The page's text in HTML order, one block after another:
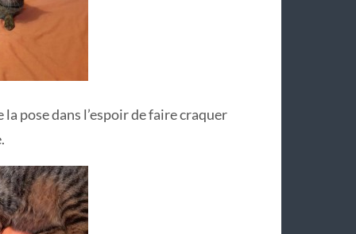
pose dans l’espoir de faire craquer